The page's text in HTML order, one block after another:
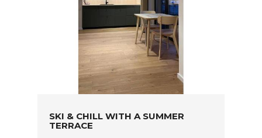
SKI & CHILL WITH A SUMMER
TERRACE